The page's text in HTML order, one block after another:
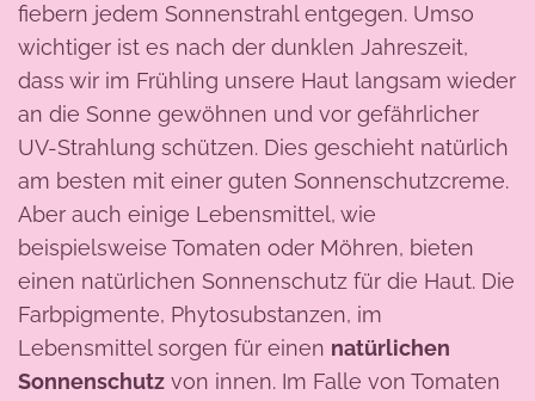
fiebern jedem Sonnenstrahl entgegen. Umso
wichtiger ist es nach der dunklen Jahreszeit,
dass wir im Frühling unsere Haut langsam wieder
an die Sonne gewöhnen und vor gefährlicher
UV-Strahlung schützen. Dies geschieht natürlich
am besten mit einer guten Sonnenschutzcreme.
Aber auch einige Lebensmittel, wie
beispielsweise Tomaten oder Möhren, bieten
einen natürlichen Sonnenschutz für die Haut. Die
Farbpigmente, Phytosubstanzen, im
Lebensmittel sorgen für einen natürlichen
Sonnenschutz von innen. Im Falle von Tomaten